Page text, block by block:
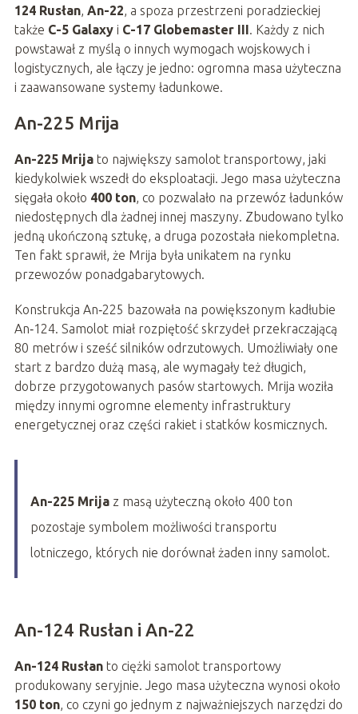
124 Rusłan, An-22, a spoza przestrzeni poradzieckiej
także C-5 Galaxyi C-17 Globemaster III. Każdy z nich
powstawał z myślą o innych wymogach wojskowych i
logistycznych, ale łączy je jedno: ogromna masa użyteczna
i zaawansowane systemy ładunkowe.
An-225 Mrija
An-225 Mrijato największy samolot transportowy, jaki
kiedykolwiek wszedł do eksploatacji. Jego masa użyteczna
sięgała około 400 ton, co pozwalało na przewóz ładunków
niedostępnych dla żadnej innej maszyny. Zbudowano tylko
jedną ukończoną sztukę, a druga pozostała niekompletna.
Ten fakt sprawił, że Mrija była unikatem na rynku
przewozów ponadgabarytowych.
Konstrukcja An‑225 bazowała na powiększonym kadłubie
An‑124. Samolot miał rozpiętość skrzydeł przekraczającą
80 metrów i sześć silników odrzutowych. Umożliwiały one
start z bardzo dużą masą, ale wymagały też długich,
dobrze przygotowanych pasów startowych. Mrija woziła
między innymi ogromne elementy infrastruktury
energetycznej oraz części rakiet i statków kosmicznych.
An-225 Mrijaz masą użyteczną około 400 ton
pozostaje symbolem możliwości transportu
lotniczego, których nie dorównał żaden inny samolot.
An-124 Rusłan i An-22
An-124 Rusłanto ciężki samolot transportowy
produkowany seryjnie. Jego masa użyteczna wynosi około
150 ton, co czyni go jednym z najważniejszych narzędzi do